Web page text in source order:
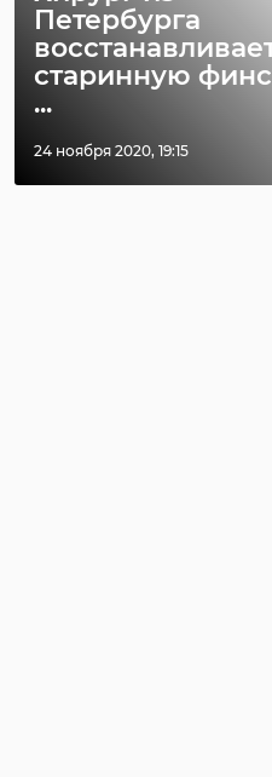
Петербурга
старинную
...
24 ноября 2020, 19:15